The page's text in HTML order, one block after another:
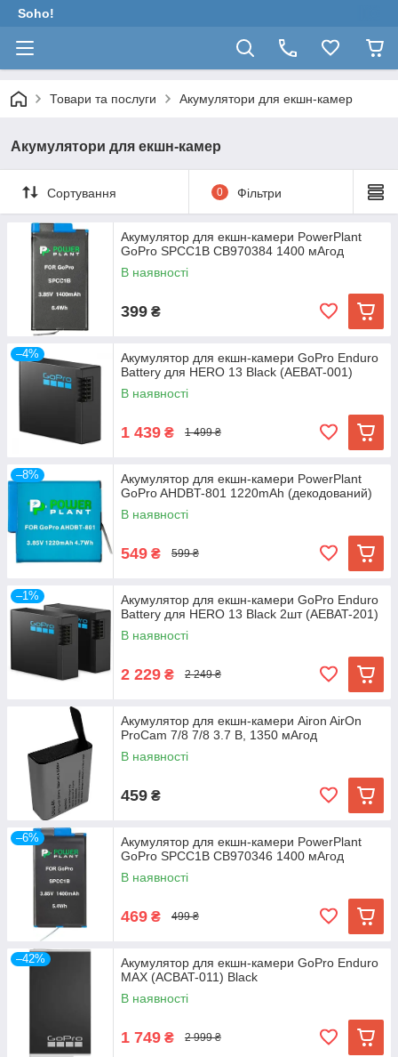
Soho!
Товари та послуги Акумулятори для екшн-камер
Акумулятори для екшн-камер
Сортування 0 Фільтри
Акумулятор для екшн-камери PowerPlant
GoPro SPCC1B CB970384 1400 мАгод
В наявності
399 ₴
–4%
Акумулятор для екшн-камери GoPro Enduro
Battery для HERO 13 Black (AEBAT-001)
В наявності
1 439 ₴ 1 499 ₴
–8%
Акумулятор для екшн-камери PowerPlant
GoPro AHDBT-801 1220mAh (декодований)
В наявності
549 ₴ 599 ₴
–1%
Акумулятор для екшн-камери GoPro Enduro
Battery для HERO 13 Black 2шт (AEBAT-201)
В наявності
2 229 ₴ 2 249 ₴
Акумулятор для екшн-камери Airon AirOn
ProCam 7/8 7/8 3.7 В, 1350 мАгод
В наявності
459 ₴
–6%
Акумулятор для екшн-камери PowerPlant
GoPro SPCC1B CB970346 1400 мАгод
В наявності
469 ₴ 499 ₴
–42%
Акумулятор для екшн-камери GoPro Enduro
MAX (ACBAT-011) Black
В наявності
1 749 ₴ 2 999 ₴